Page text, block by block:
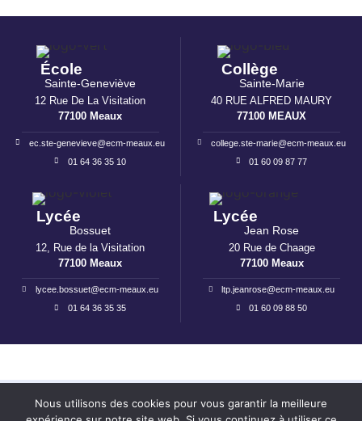
École
Sainte-Geneviève
12 Rue De La Visitation
77100 Meaux
ec.ste-genevieve@ecm-meaux.eu
01 64 36 35 10
Collège
Sainte-Marie
40 RUE ALFRED MAURY
77100 MEAUX
college.ste-marie@ecm-meaux.eu
01 60 09 87 77
Lycée
Bossuet
12, Rue de la Visitation
77100 Meaux
lycee.bossuet@ecm-meaux.eu
01 64 36 35 35
Lycée
Jean Rose
20 Rue de Chaage
77100 Meaux
ltp.jeanrose@ecm-meaux.eu
01 60 09 88 50
Nous utilisons des cookies pour vous garantir la meilleure